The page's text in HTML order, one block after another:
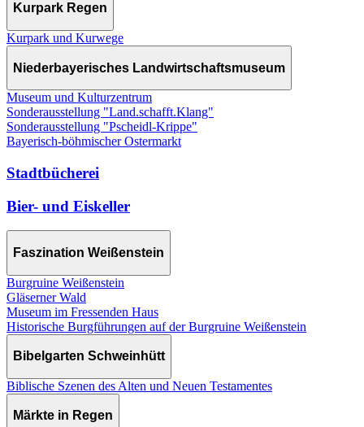
Kurpark Regen
Kurpark und Kurwege
Niederbayerisches Landwirtschaftsmuseum
Museum und Kulturzentrum
Sonderausstellung "Land.schafft.Klang"
Sonderausstellung "Pscheidl-Krippe"
Bayerisch-böhmischer Ostermarkt
Stadtbücherei
Bier- und Eiskeller
Faszination Weißenstein
Burgruine Weißenstein
Gläserner Wald
Museum im Fressenden Haus
Historische Burgführungen auf der Burgruine Weißenstein
Bibelgarten Schweinhütt
Biblische Szenen des Alten und Neuen Testamentes
Märkte in Regen